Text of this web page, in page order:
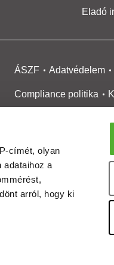
címét, olyan
adataihoz a
arról, hogy ki
Eladó
ÁSZF Adatvédelem
Compliance politika
Ingatlanközvetítőknek
Magánszemélyeknek
Tartalommoderálási